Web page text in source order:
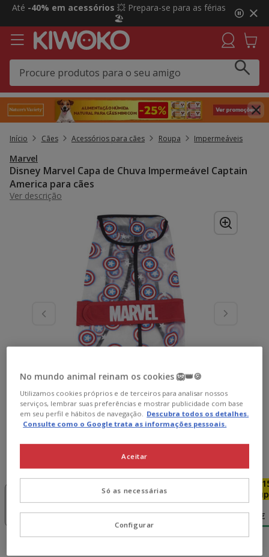
2
3,
mensagem,
Até -40% em acessórios 💥 Prepara-se para as férias
🏖️
Início Cães Acessórios para cães Roupa Impermeáveis
Marvel
Disney Marvel Capa de Chuva Impermeável Captain
America para cães
Ver descrição
XS
19.95€
S
cupão 💰
20.95€
M
21.95€
L
-
22.95€
No mundo animal reinam os cookies 🦁👑🍪
Utilizamos cookies próprios e de terceiros para analisar nossos
serviços, lembrar suas preferências e mostrar publicidade com base
em seu perfil e hábitos de navegação. Descubra todos os detalhes.
Consulte como o Google trata as informações pessoais.
Só as necessárias
Aceitar
Configurar